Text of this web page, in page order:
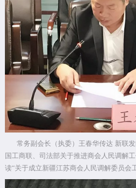
常务副会长（执委）王春华传达 新联发
国工商联、司法部关于推进商会人民调解
读“关于成立新疆江苏商会人民调解委员会